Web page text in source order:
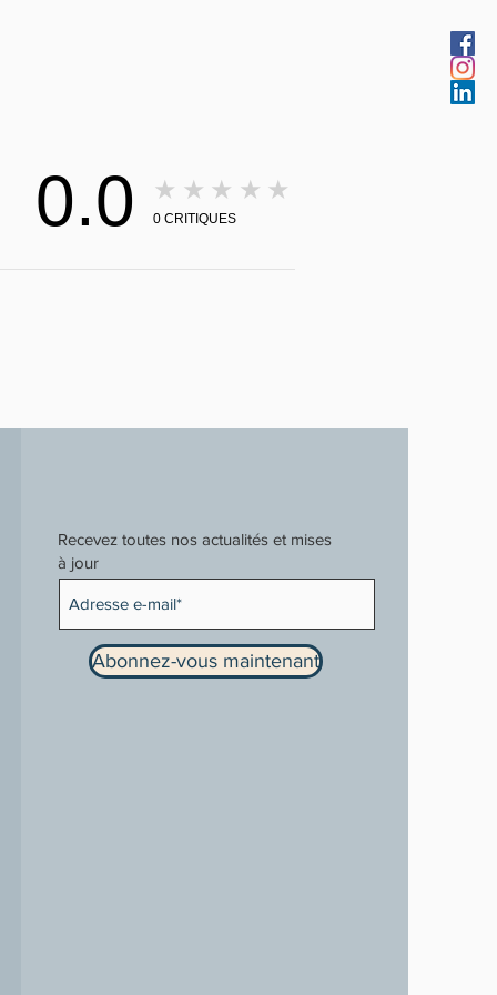
0.0 ★★★★★
0 CRITIQUES
Recevez toutes nos actualités et mises
à jour
Abonnez-vous maintenant